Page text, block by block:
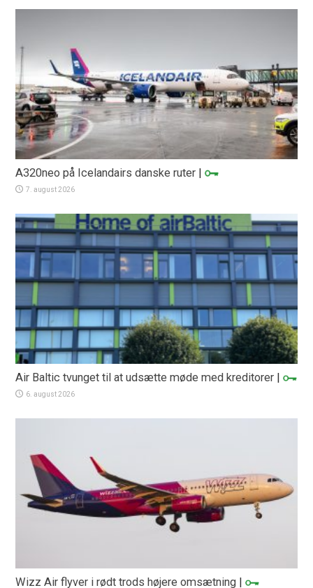
A320neo på Icelandairs danske ruter |
7. august 2026
Air Baltic tvunget til at udsætte møde med kreditorer |
6. august 2026
Wizz Air flyver i rødt trods højere omsætning |